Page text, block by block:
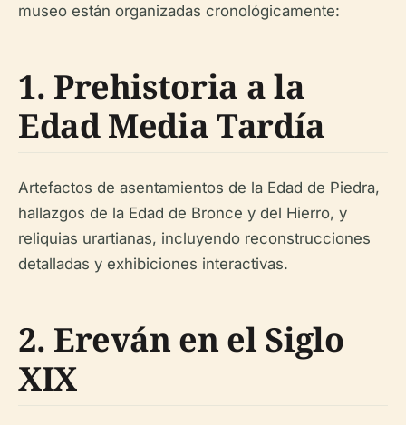
museo están organizadas cronológicamente:
1. Prehistoria a la
Edad Media Tardía
Artefactos de asentamientos de la Edad de Piedra,
hallazgos de la Edad de Bronce y del Hierro, y
reliquias urartianas, incluyendo reconstrucciones
detalladas y exhibiciones interactivas.
2. Ereván en el Siglo
XIX